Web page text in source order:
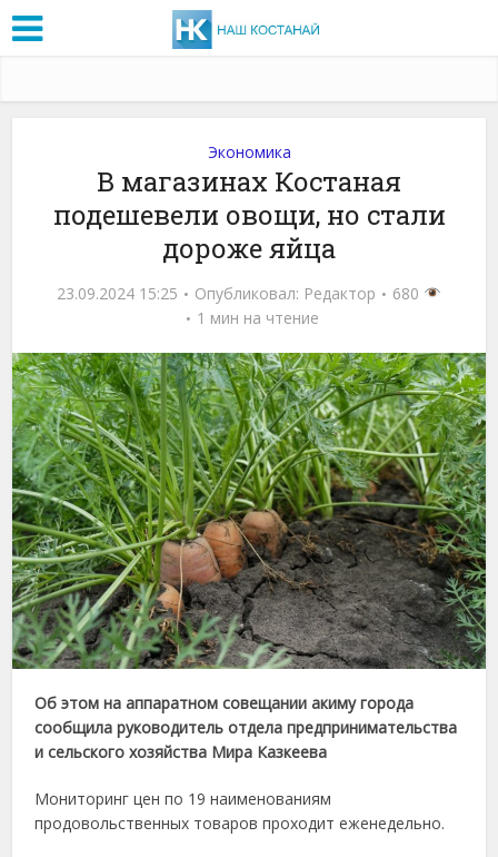
Экономика
В магазинах Костаная
подешевели овощи, но стали
дороже яйца
23.09.2024 15:25 Опубликовал: Редактор
680
1 мин на чтение
Об этом на аппаратном совещании акиму города
сообщила руководитель отдела предпринимательства
и сельского хозяйства Мира Казкеева
Мониторинг цен по 19 наименованиям
продовольственных товаров проходит еженедельно.